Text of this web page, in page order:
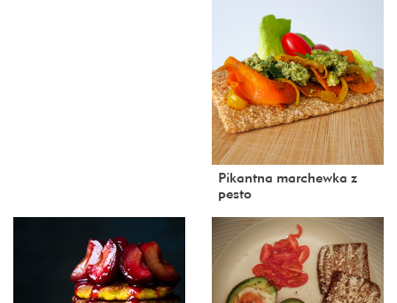
Pikantna marchewka z
pesto